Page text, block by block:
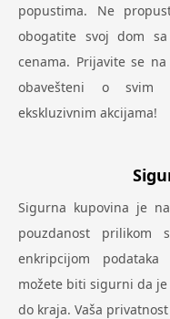
popustima. Ne
obogatite svoj dom
cenama. Prijavite se
obavešteni o svim
ekskluzivnim akcijama!
Sigurna kupovina je
pouzdanost prilikom
enkripcijom
možete biti sigurni da je
do kraja. Vaša